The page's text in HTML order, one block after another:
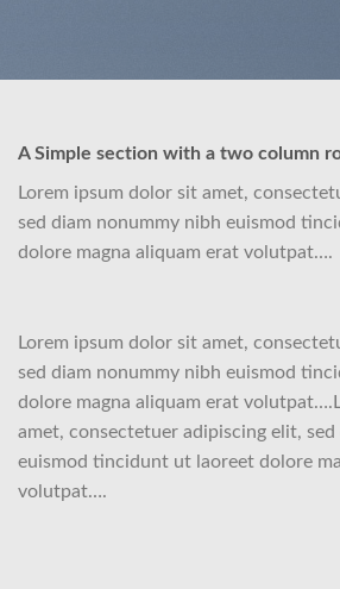
A Simple section with a two column
Lorem ipsum dolor sit amet,
sed diam nonummy nibh euismod
dolore magna aliquam erat volutpat….
Lorem ipsum dolor sit amet,
sed diam nonummy nibh euismod
dolore magna aliquam erat
amet, consectetuer adipiscing elit,
euismod tincidunt ut laoreet dolore
volutpat….